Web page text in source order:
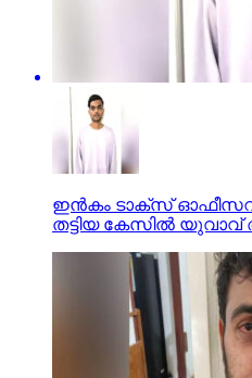
ഇന്‍കം ടാക്സ്
തട്ടിയ കേസില്‍ യുവാവ്